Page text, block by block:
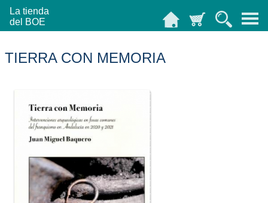
La tienda
del BOE
TIERRA CON MEMORIA